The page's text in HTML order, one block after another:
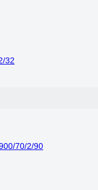
32